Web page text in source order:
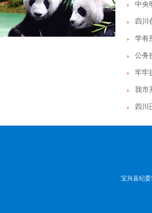
中央
四川
学有
公务
牢牢
我市
四川
宝兴县纪